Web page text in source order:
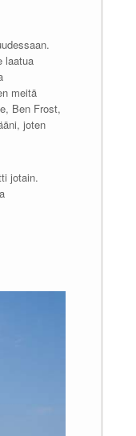
laatua
meitä
Ben Frost,
joten
jotain.